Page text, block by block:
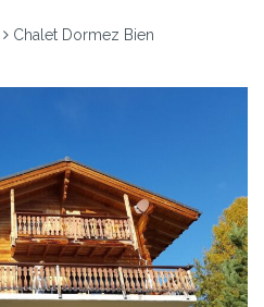
Chalet Dormez Bien